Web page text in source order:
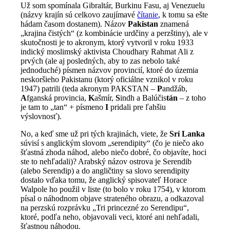
Už som spomínala Gibraltár, Burkinu Fasu, aj Venezuelu
(názvy krajín sú celkovo zaujímavéčítanie, k tomu sa ešte
hádam časom dostanem). NázovPakistan znamená
„krajina čistých“ (z kombinácie urdčiny a perzštiny), ale v
skutočnosti je to akronym, ktorý vytvoril v roku 1933
indický moslimský aktivista Choudhary Rahmat Ali z
prvých (ale aj posledných, aby to zas nebolo také
jednoduché) písmen názvov provincií, ktoré do územia
neskoršieho Pakistanu (ktorý oficiálne vznikol v roku
1947) patrili (teda akronym PAKSTAN –Pandžáb,
Afganská provincia,Kašmír,Sindh a Balúčistán – z toho
je tam to „tan“ + písmenoI pridali pre ľahšiu
výslovnosť).
No, a keď sme už pri tých krajinách, viete, žeSrí Lanka
súvisí s anglickým slovom „serendipity“ (čo je niečo ako
šťastná zhoda náhod, alebo niečo dobré, čo objavíte, hoci
ste to nehľadali)? Arabský názov ostrova je Serendib
(alebo Serendip) a do angličtiny sa slovo serendipity
dostalo vďaka tomu, že anglický spisovateľ Horace
Walpole ho použil v liste (to bolo v roku 1754), v ktorom
písal o náhodnom objave strateného obrazu, a odkazoval
na perzskú rozprávku „Tri princezné zo Serendipu“,
ktoré, podľa neho, objavovali veci, ktoré ani nehľadali,
šťastnou náhodou.